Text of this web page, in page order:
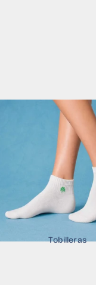
Tobilleras